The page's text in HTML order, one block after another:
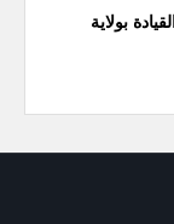
بولاية